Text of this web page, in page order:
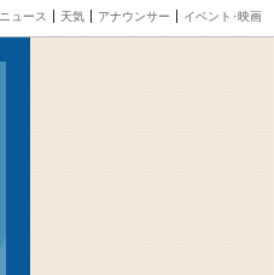
ニュース 天気 アナウンサー イベント･映画